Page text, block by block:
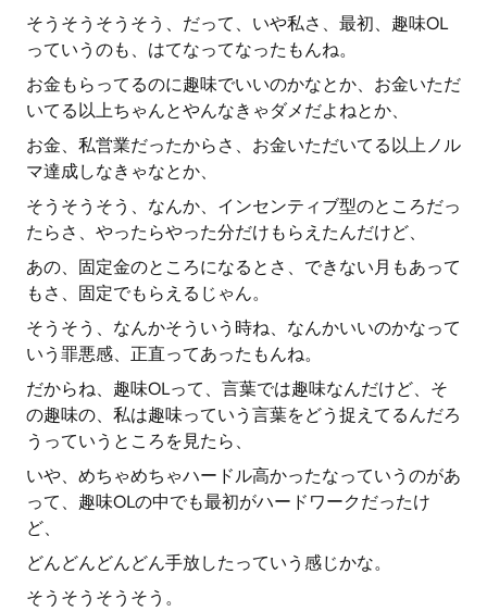
そうそうそうそう、だって、いや私さ、最初、趣味OL
っていうのも、はてなってなったもんね。
お金もらってるのに趣味でいいのかなとか、お金いただ
いてる以上ちゃんとやんなきゃダメだよねとか、
お金、私営業だったからさ、お金いただいてる以上ノル
マ達成しなきゃなとか、
そうそうそう、なんか、インセンティブ型のところだっ
たらさ、やったらやった分だけもらえたんだけど、
あの、固定金のところになるとさ、できない月もあって
もさ、固定でもらえるじゃん。
そうそう、なんかそういう時ね、なんかいいのかなって
いう罪悪感、正直ってあったもんね。
だからね、趣味OLって、言葉では趣味なんだけど、そ
の趣味の、私は趣味っていう言葉をどう捉えてるんだろ
うっていうところを見たら、
いや、めちゃめちゃハードル高かったなっていうのがあ
って、趣味OLの中でも最初がハードワークだったけ
ど、
どんどんどんどん手放したっていう感じかな。
そうそうそうそう。